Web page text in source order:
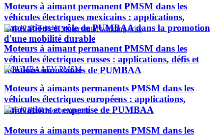
Moteurs à aimant permanent PMSM dans les
véhicules électriques mexicains : applications,
innovations et rôle de PUMBAA dans la promotion
d'une mobilité durable
Moteurs à aimant permanent PMSM dans les
véhicules électriques russes : applications, défis et
solutions innovantes de PUMBAA
Moteurs à aimants permanents PMSM dans les
véhicules électriques européens : applications,
innovations et expertise de PUMBAA
Moteurs à aimants permanents PMSM dans les